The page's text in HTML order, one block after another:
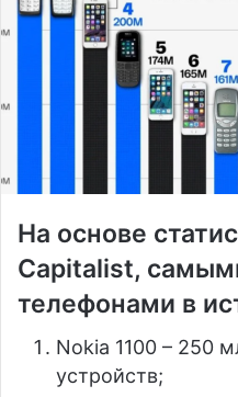
На основе
Capitalist,
телефонами в
Nokia 1100 – 250
устройств;